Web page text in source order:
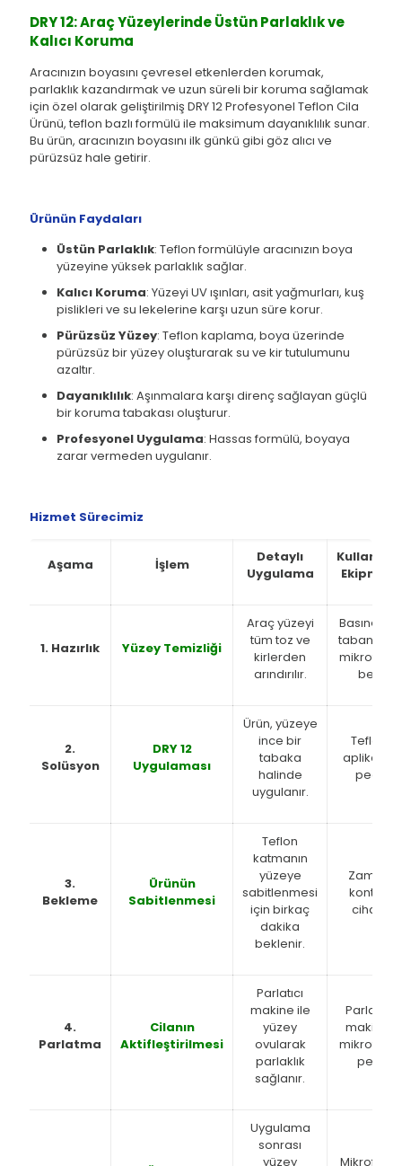
DRY 12: Araç Yüzeylerinde Üstün Parlaklık ve
Kalıcı Koruma
Aracınızın boyasını çevresel etkenlerden korumak,
parlaklık kazandırmak ve uzun süreli bir koruma sağlamak
için özel olarak geliştirilmiş DRY 12 Profesyonel Teflon Cila
Ürünü, teflon bazlı formülü ile maksimum dayanıklılık sunar.
Bu ürün, aracınızın boyasını ilk günkü gibi göz alıcı ve
pürüzsüz hale getirir.
Ürünün Faydaları
Üstün Parlaklık: Teflon formülüyle aracınızın boya
yüzeyine yüksek parlaklık sağlar.
Kalıcı Koruma: Yüzeyi UV ışınları, asit yağmurları, kuş
pislikleri ve su lekelerine karşı uzun süre korur.
Pürüzsüz Yüzey: Teflon kaplama, boya üzerinde
pürüzsüz bir yüzey oluşturarak su ve kir tutulumunu
azaltır.
Dayanıklılık: Aşınmalara karşı direnç sağlayan güçlü
bir koruma tabakası oluşturur.
Profesyonel Uygulama: Hassas formülü, boyaya
zarar vermeden uygulanır.
Hizmet Sürecimiz
Aşama İşlem
Detaylı
Uygulama
Kullanılan
Ekipman
1. Hazırlık Yüzey Temizliği
Araç yüzeyi
tüm toz ve
kirlerden
arındırılır.
Basınçlı su
tabancası,
mikrofiber
bez
2.
Solüsyon
DRY 12
Uygulaması
Ürün, yüzeye
ince bir
tabaka
halinde
uygulanır.
Teflon
aplikatör
pedi
3.
Bekleme
Ürünün
Sabitlenmesi
Teflon
katmanın
yüzeye
sabitlenmesi
için birkaç
dakika
beklenir.
Zaman
kontrol
cihazı
4.
Parlatma
Cilanın
Aktifleştirilmesi
Parlatıcı
makine ile
yüzey
ovularak
parlaklık
sağlanır.
Parlatıcı
makine,
mikrofiber
ped
Uygulama
sonrası
yüzey
Mikrofiber